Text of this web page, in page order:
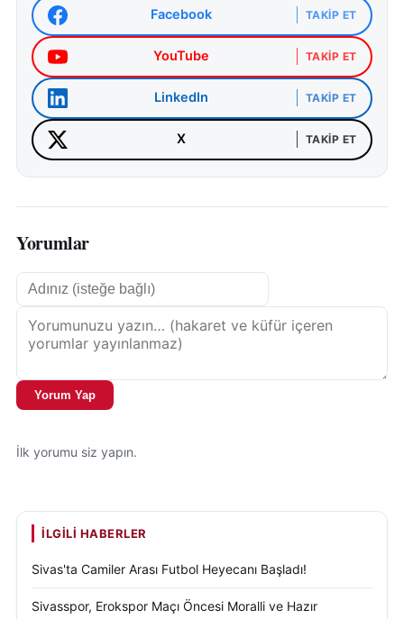
Facebook TAKIP ET
YouTube TAKIP ET
LinkedIn TAKIP ET
X TAKIP ET
Yorumlar
Yorum Yap
İlk yorumu siz yapın.
İLGILI HABERLER
Sivas'ta Camiler Arası Futbol Heyecanı Başladı!
Sivasspor, Erokspor Maçı Öncesi Moralli ve Hazır